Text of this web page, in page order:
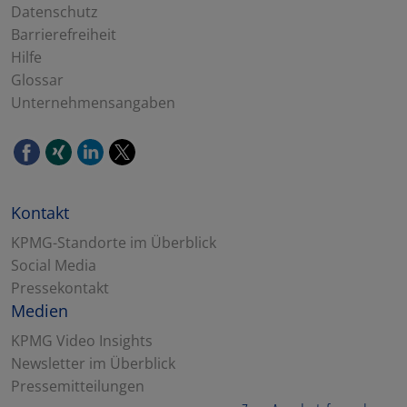
Datenschutz
Barrierefreiheit
Hilfe
Glossar
Unternehmensangaben
Kontakt
KPMG-Standorte im Überblick
Social Media
Pressekontakt
Medien
KPMG Video Insights
Newsletter im Überblick
Pressemitteilungen